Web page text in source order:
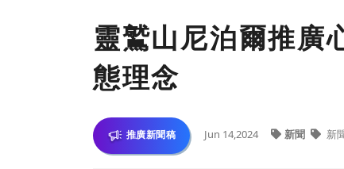
靈鷲山尼泊爾推廣
態理念
推廣新聞稿 Jun 14,2024 新聞 新